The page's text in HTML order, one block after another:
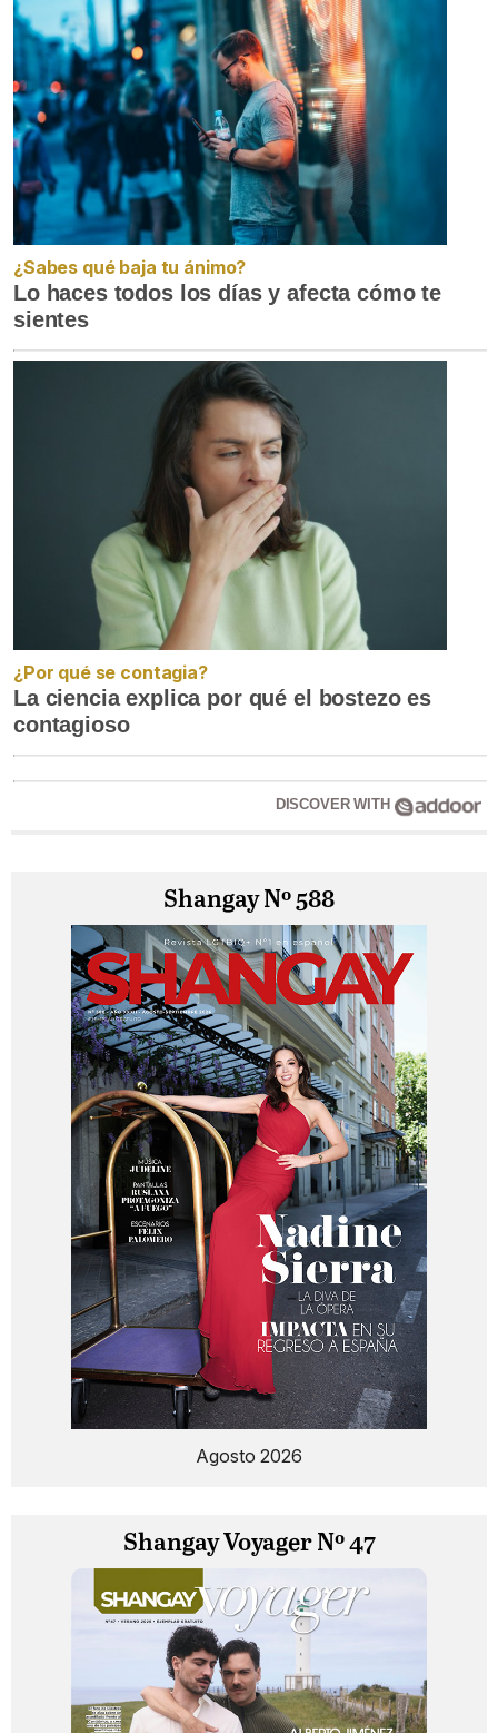
¿Sabes qué baja tu ánimo?
Lo haces todos los días y afecta cómo te
sientes
¿Por qué se contagia?
La ciencia explica por qué el bostezo es
contagioso
DISCOVER WITH
Shangay Nº 588
Agosto 2026
Shangay Voyager Nº 47